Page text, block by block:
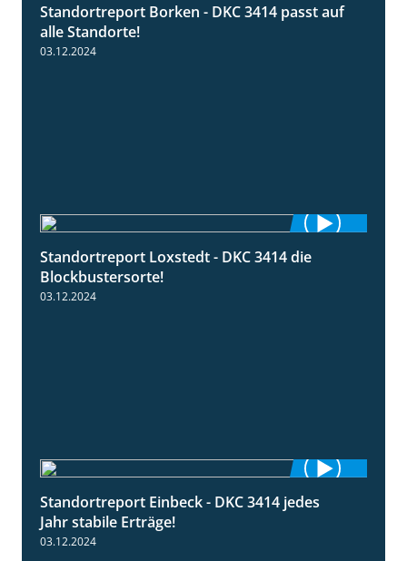
1:23
Standortreport Borken - DKC 3414 passt auf
alle Standorte!
03.12.2024
1:06
Standortreport Loxstedt - DKC 3414 die
Blockbustersorte!
03.12.2024
1:49
Standortreport Einbeck - DKC 3414 jedes
Jahr stabile Erträge!
03.12.2024